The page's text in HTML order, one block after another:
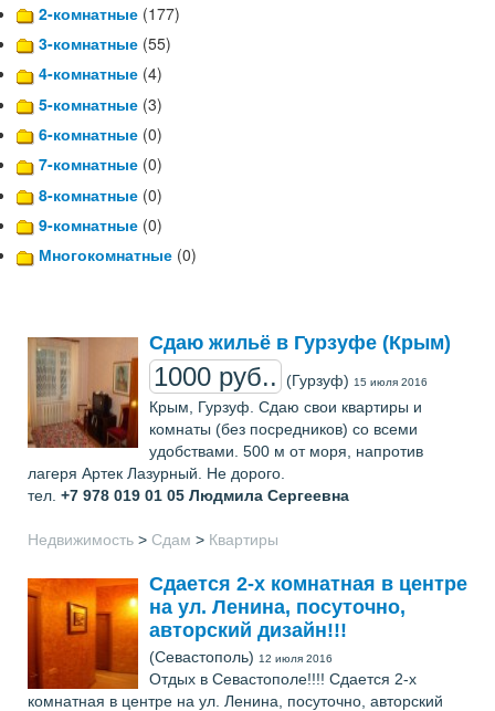
2-комнатные (177)
3-комнатные (55)
4-комнатные (4)
5-комнатные (3)
6-комнатные (0)
7-комнатные (0)
8-комнатные (0)
9-комнатные (0)
Многокомнатные (0)
Сдаю жильё в Гурзуфе (Крым)
1000 руб.. (Гурзуф) 15 июля 2016
Крым, Гурзуф. Сдаю свои квартиры и
комнаты (без посредников) со всеми
удобствами. 500 м от моря, напротив
лагеря Артек Лазурный. Не дорого.
тел. +7 978 019 01 05 Людмила Сергеевна
Недвижимость > Сдам > Квартиры
Сдается 2-х комнатная в центре
на ул. Ленина, посуточно,
авторский дизайн!!!
(Севастополь) 12 июля 2016
Отдых в Севастополе!!!! Сдается 2-х
комнатная в центре на ул. Ленина, посуточно, авторский